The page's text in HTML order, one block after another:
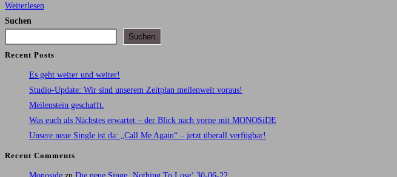
Weiterlesen
Lose‘
30-
06-
22
Suchen
Suchen
Recent Posts
Es geht weiter und weiter!
Studio-Update: Wir sind unserem Zeitplan meilenweit voraus!
Meilenstein geschafft.
Was euch als Nächstes erwartet – der Blick nach vorne mit MONOSiDE
Unsere neue Single ist da: „Call Me Again“ – jetzt überall verfügbar!
Recent Comments